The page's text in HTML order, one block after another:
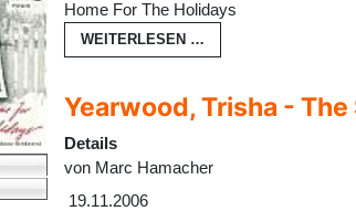
Home For The Holidays
WEITERLESEN …
Yearwood, Trisha -
Details
von Marc Hamacher
19.11.2006